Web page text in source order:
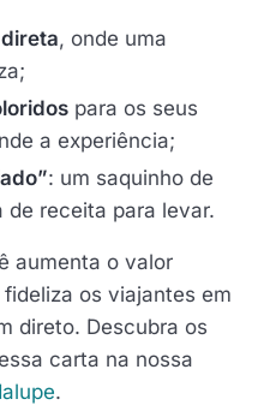
, onde uma
para os seus
a experiência;
: um saquinho de
de receita para levar.
aumenta o valor
os viajantes em
direto. Descubra os
carta na nossa
.